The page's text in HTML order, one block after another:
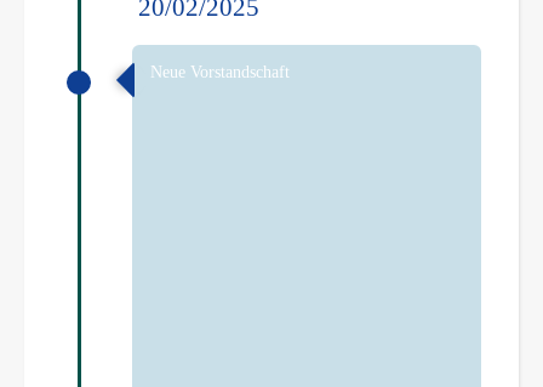
20/02/2025
Neue Vorstandschaft